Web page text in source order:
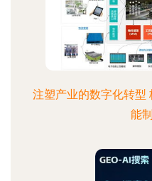
注塑产业的数字化转型
能